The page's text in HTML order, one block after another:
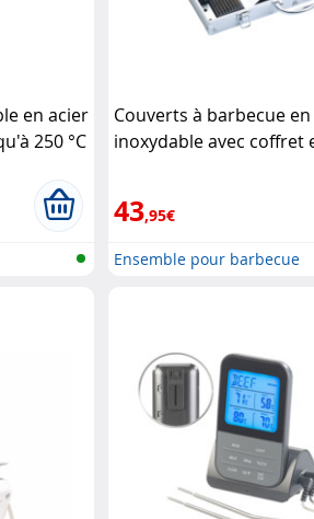
en acier
250 °C
Couverts à barbecue
inoxydable avec coffret
43,95€
Ensemble pour barbecue